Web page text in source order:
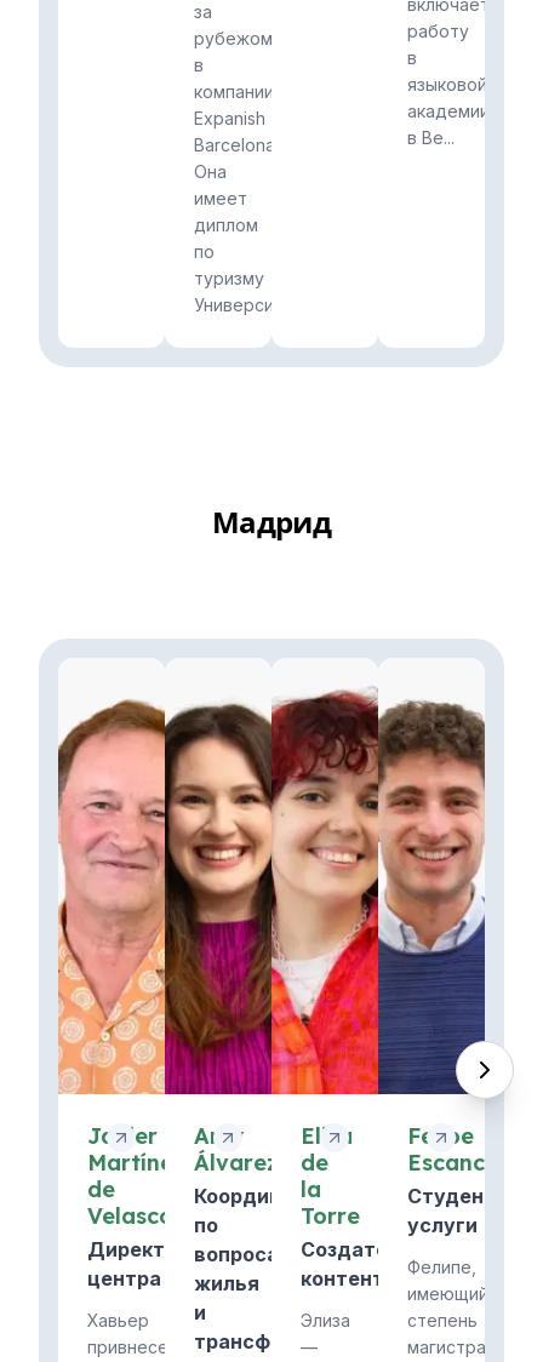
за
рубежом
в
компании
Expanish
Barcelona.
Она
имеет
диплом
по
туризму
Университе...
включает
работу
в
языковой
академии
в Ве...
Мадрид
Javier
Martínez
de
Velasco
Директор
центра
Хавьер
привнесет
Amy
Álvarez
Координатор
по
вопросам
жилья
и
трансферов
Elisa
de
la
Torre
Создатель
контента
Элиза
—
Felipe
Escanciano
услуги
Фелипе,
имеющий
степень
магистра